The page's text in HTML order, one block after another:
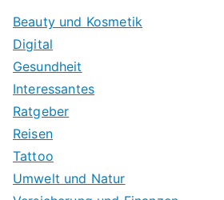
Beauty und Kosmetik
Digital
Gesundheit
Interessantes
Ratgeber
Reisen
Tattoo
Umwelt und Natur